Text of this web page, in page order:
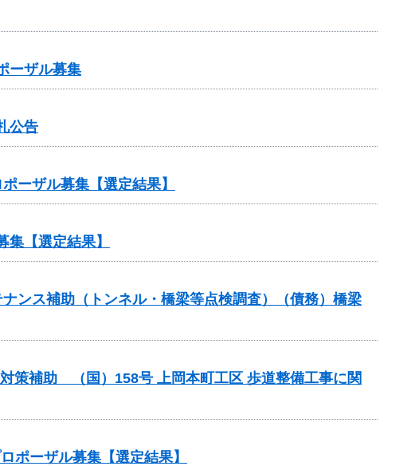
ーザル募集
公告
ーザル募集【選定結果】
【選定結果】
ンス補助（トンネル・橋梁等点検調査）（債務）橋梁
策補助 （国）158号 上岡本町工区 歩道整備工事に関
ポーザル募集【選定結果】